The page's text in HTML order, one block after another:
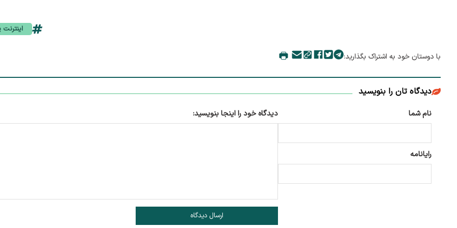
اینترنت
با دوستان خود به اشتراک بگذارید:
دیدگاه تان را بنویسید
نام شما
رایانامه
دیدگاه خود را اینجا بنویسید:
ارسال دیدگاه